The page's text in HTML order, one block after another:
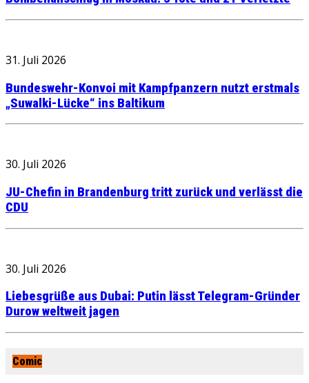
31. Juli 2026
Bundeswehr-Konvoi mit Kampfpanzern nutzt erstmals
„Suwalki-Lücke“ ins Baltikum
30. Juli 2026
JU-Chefin in Brandenburg tritt zurück und verlässt die
CDU
30. Juli 2026
Liebesgrüße aus Dubai: Putin lässt Telegram-Gründer
Durow weltweit jagen
Comic